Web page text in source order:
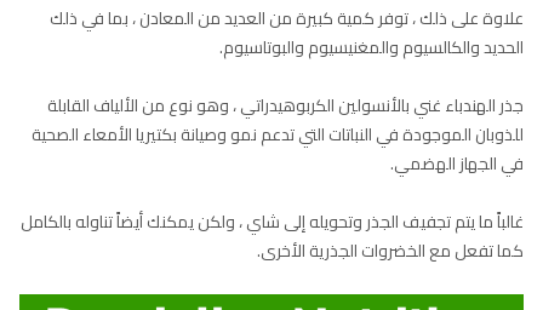
علاوة على ذلك ، توفر كمية كبيرة من العديد من المعادن ، بما في ذلك
الحديد والكالسيوم والمغنيسيوم والبوتاسيوم.
جذر الهندباء غني بالأنسولين الكربوهيدراتي ، وهو نوع من الألياف القابلة
للذوبان الموجودة في النباتات التي تدعم نمو وصيانة بكتيريا الأمعاء الصحية
في الجهاز الهضمي.
غالباً ما يتم تجفيف الجذر وتحويله إلى شاي ، ولكن يمكنك أيضاً تناوله بالكامل
كما تفعل مع الخضروات الجذرية الأخرى.